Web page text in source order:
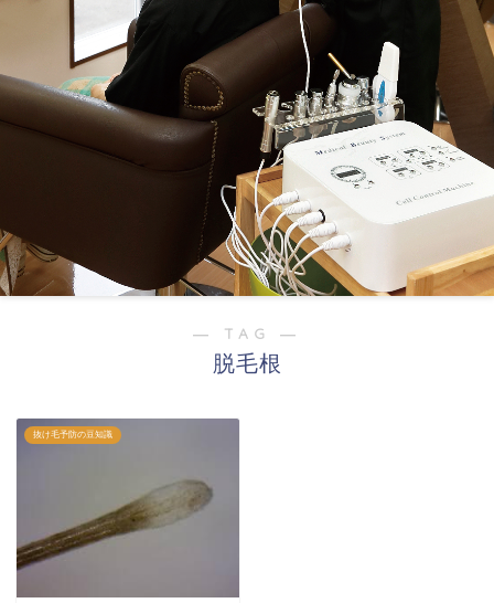
― TAG ―
脱毛根
抜け毛予防の豆知識